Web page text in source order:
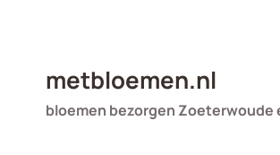
metbloemen.nl
bloemen bezorgen Zoeterwoude